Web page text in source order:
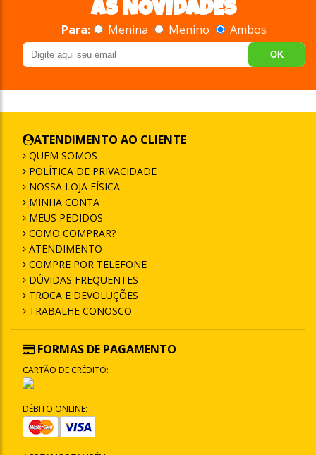
AS NOVIDADES
Para: Menina Menino Ambos
OK
ATENDIMENTO AO CLIENTE
QUEM SOMOS
POLÍTICA DE PRIVACIDADE
NOSSA LOJA FÍSICA
MINHA CONTA
MEUS PEDIDOS
COMO COMPRAR?
ATENDIMENTO
COMPRE POR TELEFONE
DÚVIDAS FREQUENTES
TROCA E DEVOLUÇÕES
TRABALHE CONOSCO
FORMAS DE PAGAMENTO
CARTÃO DE CRÉDITO:
DÉBITO ONLINE: